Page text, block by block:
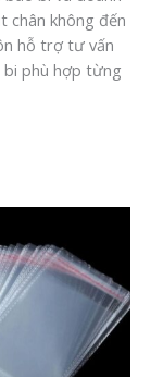
chân không đến
hỗ trợ tư vấn
bi phù hợp từng